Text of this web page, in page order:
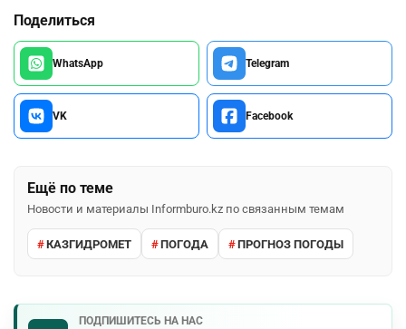
Поделиться
WhatsApp Telegram
VK Facebook
Ещё по теме
Новости и материалы Informburo.kz по связанным темам
КАЗГИДРОМЕТ ПОГОДА ПРОГНОЗ ПОГОДЫ
ПОДПИШИТЕСЬ НА НАС